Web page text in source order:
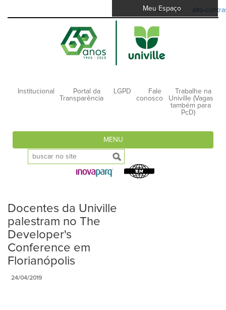
A- A+ alto-
Meu Espaço
Institucional
Portal da
Transparência
LGPD
Fale
conosco
Trabalhe na
Univille (Vagas
também para
PcD)
MENU
Docentes da Univille
palestram no The
Developer's
Conference em
Florianópolis
24/04/2019